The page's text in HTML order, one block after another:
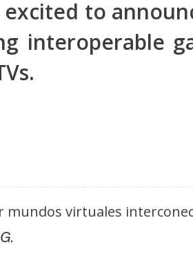
excited to
interoperable
mundos virtuales
.